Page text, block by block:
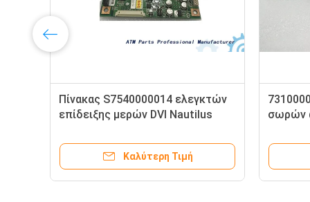
7590000014 πίνακας διεπαφών
Nautilus Monimax CRM μερών
75900000-14 επιτροπής
Καλύτερη Τιμή
για